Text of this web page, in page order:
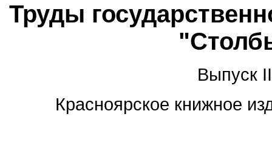
Труды
Выпуск
Красноярское книжное